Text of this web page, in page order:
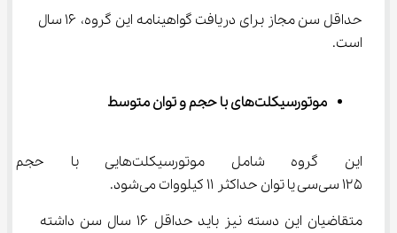
حداقل سن مجاز برای دریافت گواهینامه این گروه، ۱۶ سال
است.
موتورسیکلت‌های با حجم و توان متوسط
این گروه شامل
۱۲۵ سی‌سی یا توان حداکثر ۱۱ کیلووات می‌شود.
متقاضیان این دسته نیز باید حداقل ۱۶ سال سن داشته